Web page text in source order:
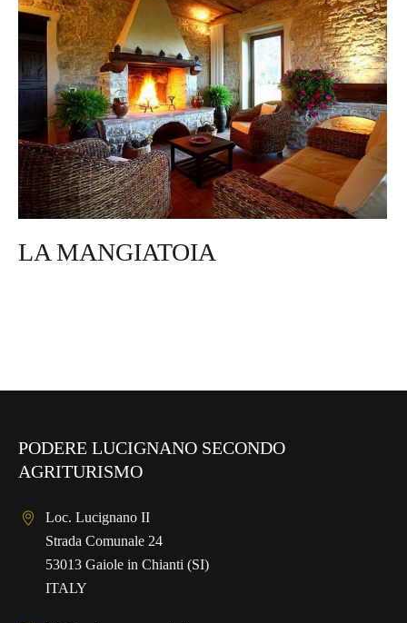
LA MANGIATOIA
PODERE LUCIGNANO SECONDO
AGRITURISMO
Loc. Lucignano II
Strada Comunale 24
53013 Gaiole in Chianti (SI)
ITALY